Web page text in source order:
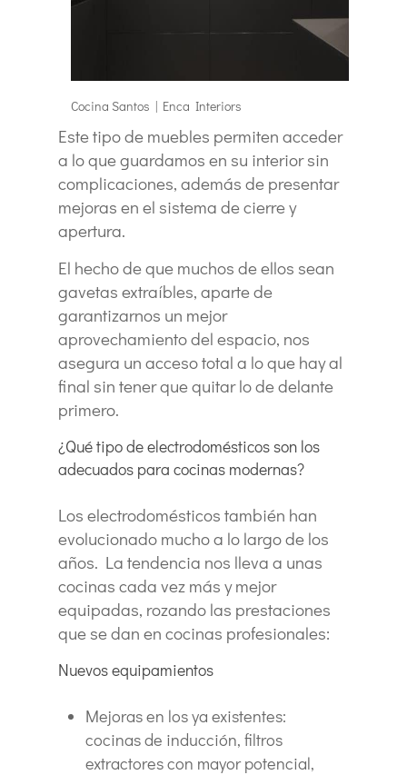
Cocina Santos | Enca Interiors
Este tipo de muebles permiten acceder
a lo que guardamos en su interior sin
complicaciones, además de presentar
mejoras en el sistema de cierre y
apertura.
El hecho de que muchos de ellos sean
gavetas extraíbles, aparte de
garantizarnos un mejor
aprovechamiento del espacio, nos
asegura un acceso total a lo que hay al
final sin tener que quitar lo de delante
primero.
¿Qué tipo de electrodomésticos son los
adecuados para cocinas modernas?
Los electrodomésticos también han
evolucionado mucho a lo largo de los
años. La tendencia nos lleva a unas
cocinas cada vez más y mejor
equipadas, rozando las prestaciones
que se dan en cocinas profesionales:
Nuevos equipamientos
Mejoras en los ya existentes:
cocinas de inducción, filtros
extractores con mayor potencial,